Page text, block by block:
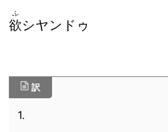
欲
ふ
シヤンドゥ
訳
1.